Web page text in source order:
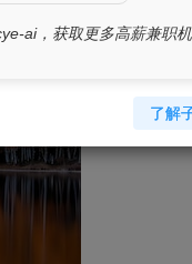
ai，获取更多高薪兼职机
了解